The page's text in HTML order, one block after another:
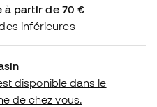
à partir de 70 €
inférieures
disponible dans le
de chez vous.